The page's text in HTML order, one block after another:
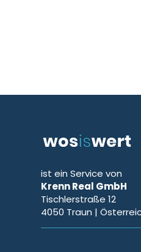
ist ein Service von
Krenn Real GmbH
Tischlerstraße 12
4050 Traun |